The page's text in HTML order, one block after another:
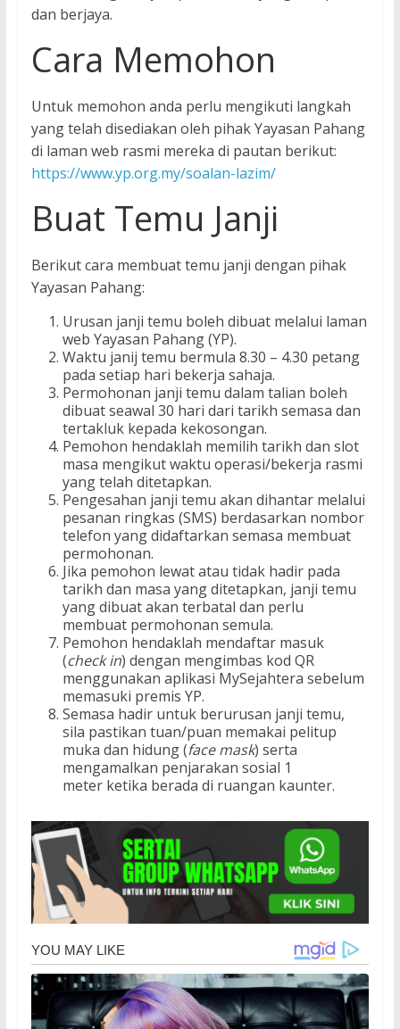
dan berjaya.
Cara Memohon
Untuk memohon anda perlu mengikuti langkah
yang telah disediakan oleh pihak Yayasan Pahang
di laman web rasmi mereka di pautan berikut:
https://www.yp.org.my/soalan-lazim/
Buat Temu Janji
Berikut cara membuat temu janji dengan pihak
Yayasan Pahang:
Urusan janji temu boleh dibuat melalui laman
web Yayasan Pahang (YP).
Waktu janij temu bermula 8.30 – 4.30 petang
pada setiap hari bekerja sahaja.
Permohonan janji temu dalam talian boleh
dibuat seawal 30 hari dari tarikh semasa dan
tertakluk kepada kekosongan.
Pemohon hendaklah memilih tarikh dan slot
masa mengikut waktu operasi/bekerja rasmi
yang telah ditetapkan.
Pengesahan janji temu akan dihantar melalui
pesanan ringkas (SMS) berdasarkan nombor
telefon yang didaftarkan semasa membuat
permohonan.
Jika pemohon lewat atau tidak hadir pada
tarikh dan masa yang ditetapkan, janji temu
yang dibuat akan terbatal dan perlu
membuat permohonan semula.
Pemohon hendaklah mendaftar masuk
(check in) dengan mengimbas kod QR
menggunakan aplikasi MySejahtera sebelum
memasuki premis YP.
Semasa hadir untuk berurusan janji temu,
sila pastikan tuan/puan memakai pelitup
muka dan hidung (face mask) serta
mengamalkan penjarakan sosial 1
meter ketika berada di ruangan kaunter.